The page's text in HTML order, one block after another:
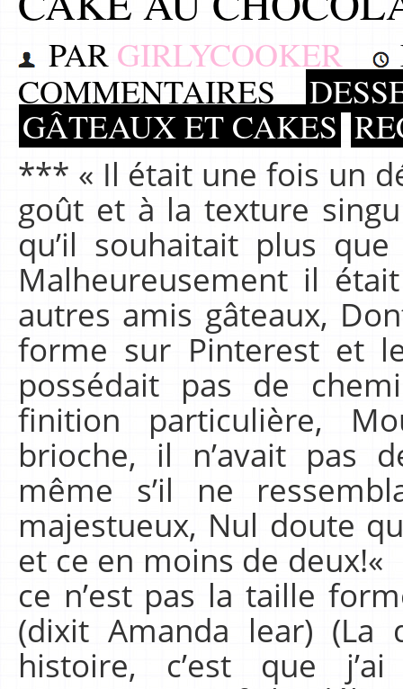
PAR GIRLYCOOKER
COMMENTAIRES
GÂTEAUX ET CAKES
*** « Il était une fois un
goût et à la texture
qu’il souhaitait plus
Malheureusement il
autres amis gâteaux,
forme sur Pinterest et
possédait pas de
finition particulière,
brioche, il n’avait pas
même s’il ne
majestueux, Nul doute
et ce en moins de
ce n’est pas la taille
(dixit Amanda lear) (La
histoire, c’est que